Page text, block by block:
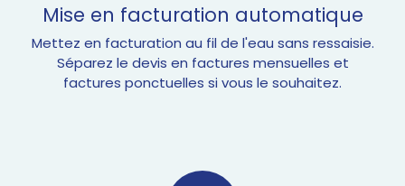
Mise en facturation automatique
Mettez en facturation au fil de l'eau sans ressaisie.
Séparez le devis en factures mensuelles et
factures ponctuelles si vous le souhaitez.